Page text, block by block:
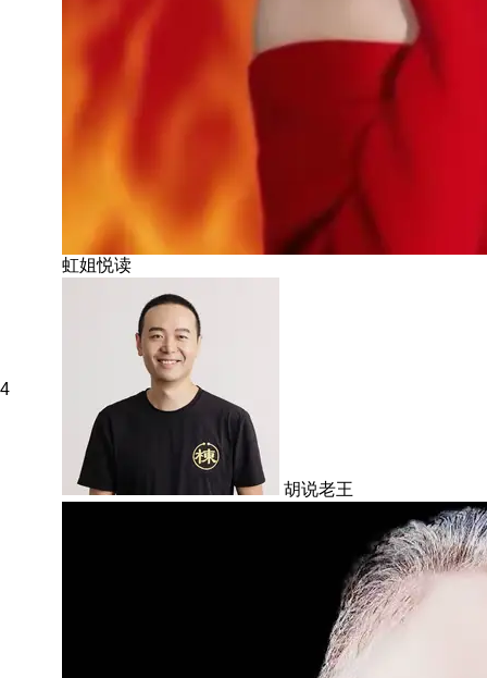
虹姐悦读
4
胡说老王